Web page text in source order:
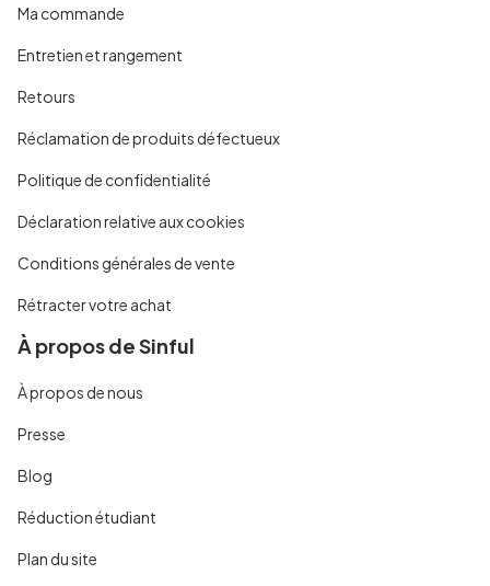
Ma commande
Entretien et rangement
Retours
Réclamation de produits défectueux
Politique de confidentialité
Déclaration relative aux cookies
Conditions générales de vente
Rétracter votre achat
À propos de Sinful
À propos de nous
Presse
Blog
Réduction étudiant
Plan du site